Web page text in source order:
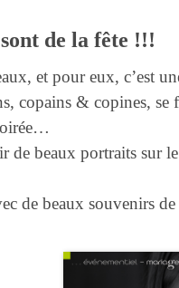
de la fête !!!
et pour eux, c’est
copains & copines,
de beaux portraits
de beaux souvenirs